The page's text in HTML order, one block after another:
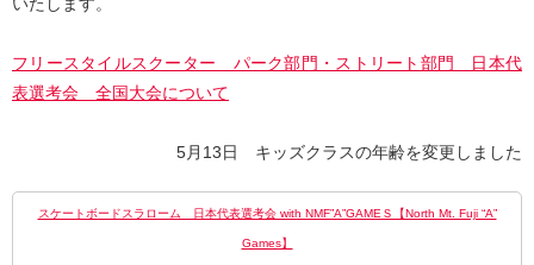
フリースタイルスクーター パーク部門・ストリート部門 日本代
表選考会 全国大会について
5月13日 キッズクラスの年齢を変更しました
スケートボードスラローム 日本代表選考会 with NMF”A”GAMEＳ【North Mt. Fuji “A”
Games】